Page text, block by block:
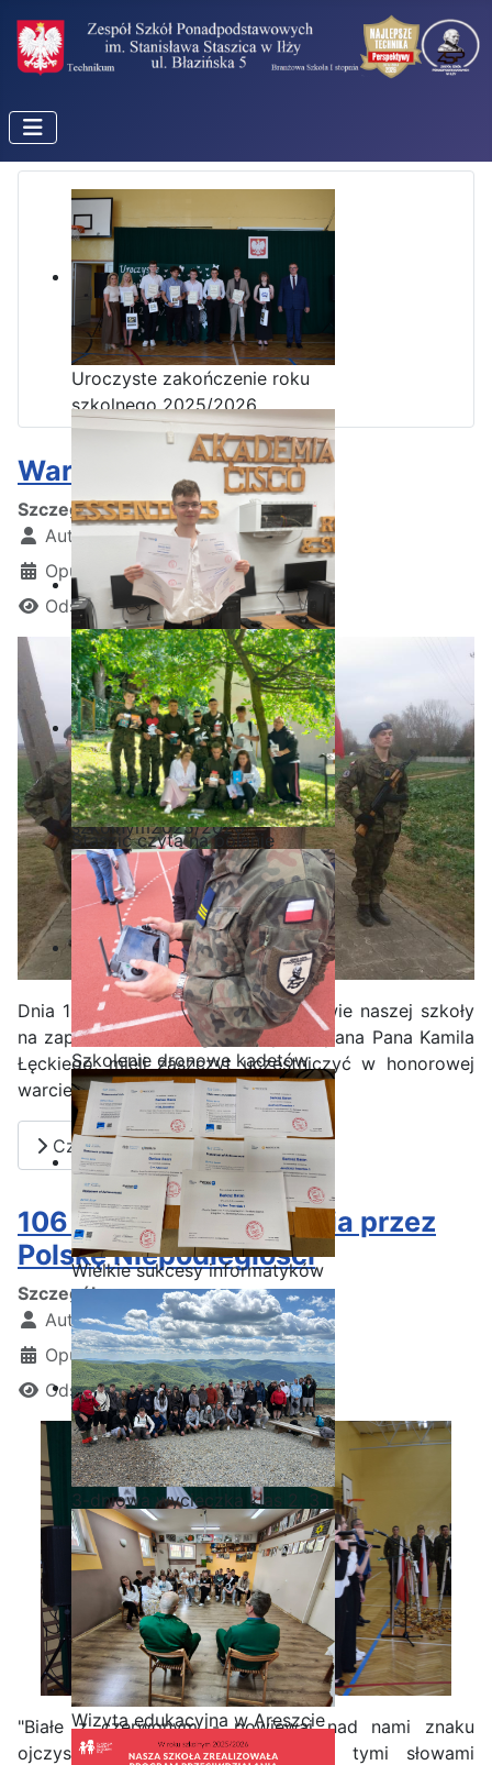
Uroczyste zakończenie roku
szkolnego 2025/2026
Ostatnia garść certyfikatów
Akademii CISCO w roku
szkolnym2025/2026
Staszic czyta na polanie
Szkolenie dronowe kadetów
OPW w Staszicu
Wielkie sukcesy informatyków
ze Staszica w Akademii
CISCO!
3-dniowa wycieczka klas 2, 3 i
4 technikum w Bieszczady
Wizyta edukacyjna w Areszcie
Śledczym w Radomiu
Warta honorowa
Szczegóły
Autor:
Kamil Krosta
Opublikowano: 10 listopad 2024
Odsłon: 1318
Dnia 10 listopada 2024 roku uczniowie naszej szkoły
na zaproszenie radnego Gminy Iłża pana Pana Kamila
Łęckiego, mieli zaszczyt uczestniczyć w honorowej
warcie z okazji poświęcenia krzyża
Czytaj więcej: Warta honorowa
106 rocznica odzyskania przez
Polskę Niepodległości
Szczegóły
Autor:Kamil Krosta
Opublikowano: 09 listopad 2024
Odsłon: 1463
"Białe z czerwonym - powiewaj nad nami znaku
ojczysty, leć przed Polakami..." - tymi słowami